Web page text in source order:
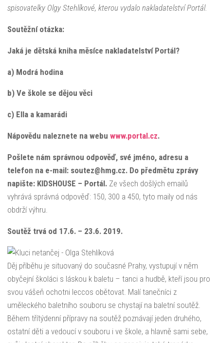
spisovatelky Olgy Stehlíkové, kterou vydalo nakladatelství Portál.
Soutěžní otázka:
Jaká je dětská kniha měsíce nakladatelství Portál?
a) Modrá hodina
b) Ve škole se dějou věci
c) Ella a kamarádi
Nápovědu naleznete na webu www.portal.cz.
Pošlete nám správnou odpověď, své jméno, adresu a
telefon na e-mail: soutez@hmg.cz. Do předmětu zprávy
napište: KIDSHOUSE – Portál. Ze všech došlých emailů
vyhrává správná odpověď: 150, 300 a 450, tyto maily od nás
obdrží výhru.
Soutěž trvá od 17.6. – 23.6. 2019.
Děj příběhu je situovaný do současné Prahy, vystupují v něm
obyčejní školáci s láskou k baletu – tanci a hudbě, kteří jsou pro
svou vášeň ochotni leccos obětovat. Malí tanečníci z
uměleckého baletního souboru se chystají na baletní soutěž.
Během třítýdenní přípravy na soutěž poznávají jeden druhého,
ostatní děti a vedoucí v souboru i ve škole, a hlavně sami sebe,